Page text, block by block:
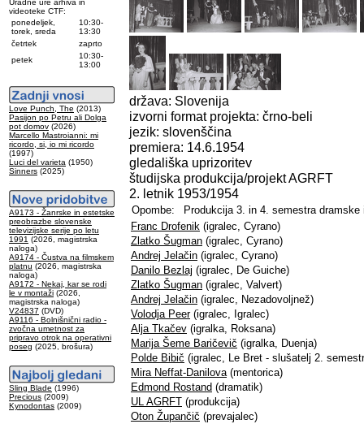
Uradne ure arhiva in
videoteke CTF:
ponedeljek,
torek, sreda
10:30-
13:30
četrtek
zaprto
petek
10:30-
13:00
Love Punch, The (2013)
Pasijon po Petru ali Dolga
pot domov (2026)
Marcello Mastroianni: mi
ricordo, si, io mi ricordo
(1997)
Luci del varieta (1950)
Sinners (2025)
A9173 - Žanrske in estetske
preobrazbe slovenske
televizijske serije po letu
1991 (2026, magistrska
naloga)
A9174 - Čustva na filmskem
platnu (2026, magistrska
naloga)
A9172 - Nekaj, kar se rodi
le v montaži (2026,
magistrska naloga)
V24837 (DVD)
A9116 - Bolnišnični radio -
zvočna umetnost za
pripravo otrok na operativni
poseg (2025, brošura)
Sling Blade (1996)
Precious (2009)
Kynodontas (2009)
država: Slovenija
izvorni format projekta: črno-beli
jezik: slovenščina
premiera: 14.6.1954
gledališka uprizoritev
študijska produkcija/projekt AGRFT
2. letnik 1953/1954
Opombe:
Produkcija 3. in 4. semestra dramske
Franc Drofenik (igralec, Cyrano)
Zlatko Šugman (igralec, Cyrano)
Andrej Jelačin (igralec, Cyrano)
Danilo Bezlaj (igralec, De Guiche)
Zlatko Šugman (igralec, Valvert)
Andrej Jelačin (igralec, Nezadovoljnež)
Volodja Peer(igralec, Igralec)
Alja Tkačev (igralka, Roksana)
Marija Šeme Baričevič (igralka, Duenja)
Polde Bibič (igralec, Le Bret - slušatelj 2.
Mira Neffat-Danilova(mentorica)
Edmond Rostand (dramatik)
UL AGRFT (produkcija)
Oton Župančič (prevajalec)